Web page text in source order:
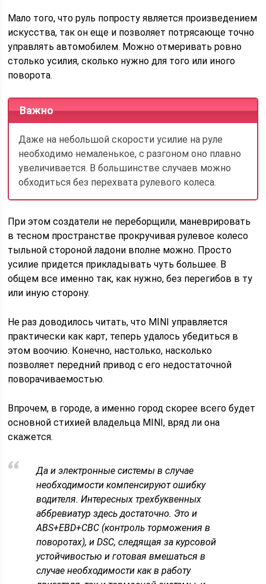
Мало того, что руль попросту является произведением
искусства, так он еще и позволяет потрясающе точно
управлять автомобилем. Можно отмеривать ровно
столько усилия, сколько нужно для того или иного
поворота.
Важно
Даже на небольшой скорости усилие на руле
необходимо немаленькое, с разгоном оно плавно
увеличивается. В большинстве случаев можно
обходиться без перехвата рулевого колеса.
При этом создатели не переборщили, маневрировать
в тесном пространстве прокручивая рулевое колесо
тыльной стороной ладони вполне можно. Просто
усилие придется прикладывать чуть большее. В
общем все именно так, как нужно, без перегибов в ту
или иную сторону.
Не раз доводилось читать, что MINI управляется
практически как карт, теперь удалось убедиться в
этом воочию. Конечно, настолько, насколько
позволяет передний привод с его недостаточной
поворачиваемостью.
Впрочем, в городе, а именно город скорее всего будет
основной стихией владельца MINI, вряд ли она
скажется.
Да и электронные системы в случае
необходимости компенсируют ошибку
водителя. Интересных трехбуквенных
аббревиатур здесь достаточно. Это и
ABS+EBD+CBC (контроль торможения в
поворотах), и DSC, следящая за курсовой
устойчивостью и готовая вмешаться в
случае необходимости как в работу